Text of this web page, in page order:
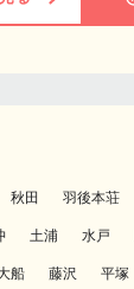
秋田 羽後本荘
土浦 水戸
船 藤沢 平塚